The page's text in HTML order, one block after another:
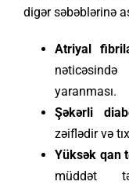
digər səbəblərinə
Atriyal
yaranması.
Şəkərli
zəiflədir və
Yüksək qan
müddət